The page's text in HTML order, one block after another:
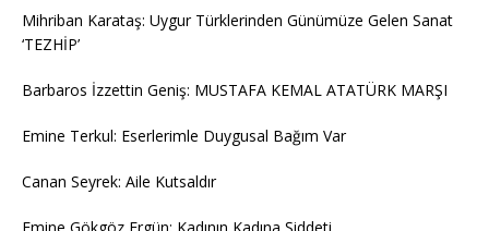
Mihriban Karataş: Uygur Türklerinden Günümüze Gelen Sanat
‘TEZHİP’
Barbaros İzzettin Geniş: MUSTAFA KEMAL ATATÜRK MARŞI
Emine Terkul: Eserlerimle Duygusal Bağım Var
Canan Seyrek: Aile Kutsaldır